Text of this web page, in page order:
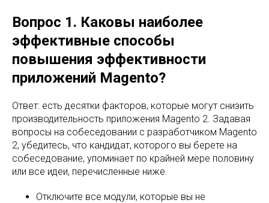
Вопрос 1. Каковы наиболее
эффективные способы
повышения эффективности
приложений Magento?
Ответ: есть десятки факторов, которые могут снизить
производительность приложения Magento 2. Задавая
вопросы на собеседовании с разработчиком Magento
2, убедитесь, что кандидат, которого вы берете на
собеседование, упоминает по крайней мере половину
или все идеи, перечисленные ниже.
Отключите все модули, которые вы не